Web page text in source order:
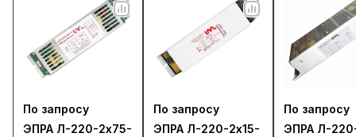
По запросу
ЭПРА Л-220-2х75-
По запросу
ЭПРА Л-220-2х15-
По запросу
ЭПРА Л-